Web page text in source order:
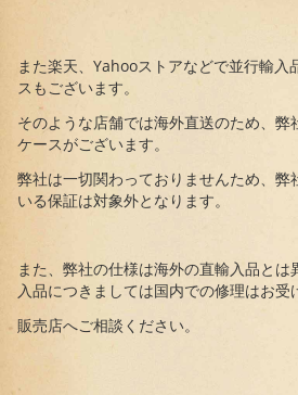
また楽天、Yahooストアなどで並行輸入
スもございます。
そのような店舗では海外直送のため、
ケースがございます。
弊社は一切関わっておりませんため、弊
いる保証は対象外となります。
また、弊社の仕様は海外の直輸入品と
入品につきましては国内での修理はお受
販売店へご相談ください。